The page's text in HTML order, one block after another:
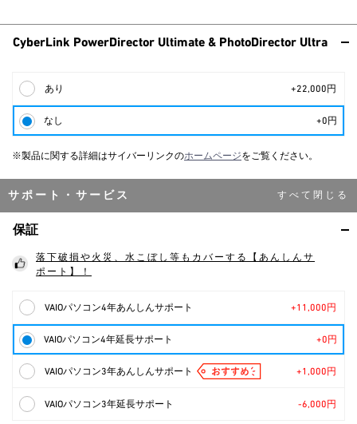
CyberLink PowerDirector Ultimate & PhotoDirector Ultra
あり +22,000円
なし +0円
※製品に関する詳細はサイバーリンクのホームページをご覧ください。
サポート・サービス
保証
落下破損や火災、水こぼし等もカバーする【あんしんサ
ポート】！
VAIOパソコン4年あんしんサポート +11,000円
VAIOパソコン4年延長サポート +0円
VAIOパソコン3年あんしんサポート +1,000円
VAIOパソコン3年延長サポート -6,000円